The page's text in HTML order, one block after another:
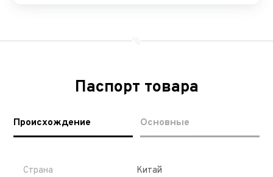
Паспорт товара
Происхождение Основные
Страна Китай